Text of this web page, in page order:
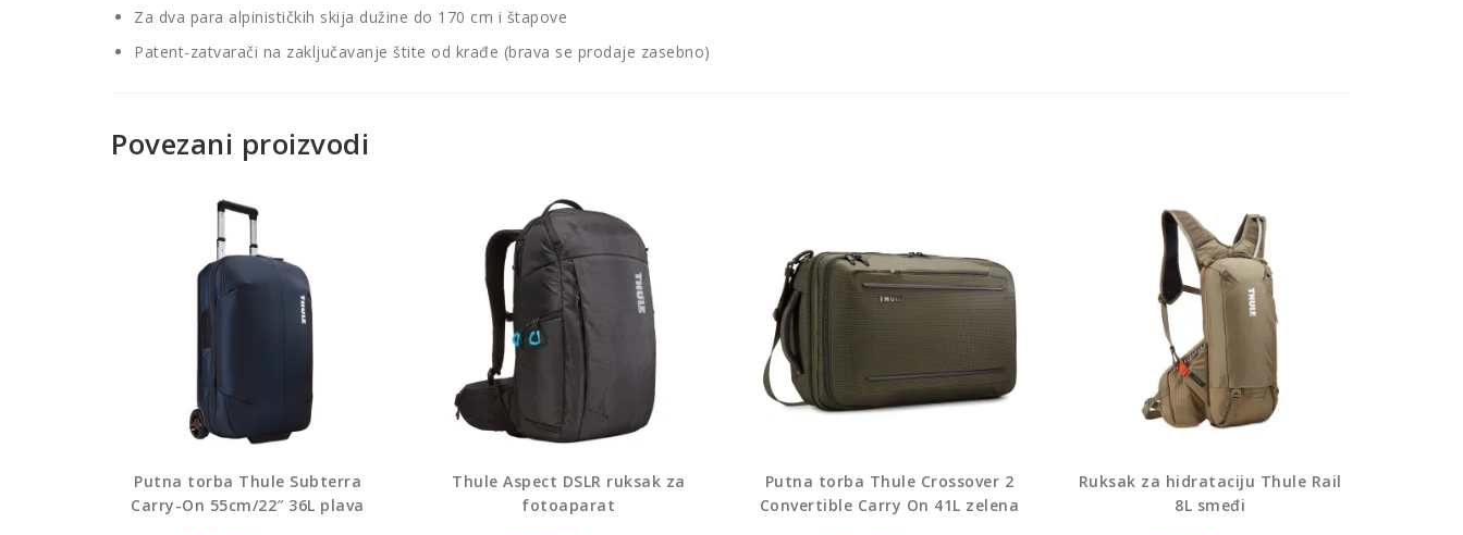
Za dva para alpinističkih skija dužine do 170 cm i štapove
Patent-zatvarači na zaključavanje štite od krađe (brava se prodaje zasebno)
Povezani proizvodi
Putna torba Thule Subterra
Carry-On 55cm/22″ 36L plava
Thule Aspect DSLR ruksak za
fotoaparat
Putna torba Thule Crossover 2
Convertible Carry On 41L zelena
Ruksak za hidrataciju Thule Rail
8L smeđi